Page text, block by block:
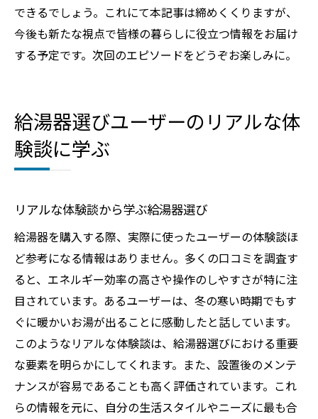
できるでしょう。これにて本記事は締めくくりますが、
今後も新たな視点で皆様の暮らしに役立つ情報をお届け
する予定です。次回のエピソードをどうぞお楽しみに。
給湯器選びユーザーのリアルな体
験談に学ぶ
リアルな体験談から学ぶ給湯器選び
給湯器を購入する際、実際に使ったユーザーの体験談ほ
ど参考になる情報はありません。多くの口コミを調査す
ると、エネルギー効率の高さや操作のしやすさが特に注
目されています。あるユーザーは、冬の寒い時期でもす
ぐに暖かいお湯が出ることに感動したと話しています。
このようなリアルな体験談は、給湯器選びにおける重要
な要素を明らかにしてくれます。また、設置後のメンテ
ナンスが容易であることも高く評価されています。これ
らの情報を元に、自分の生活スタイルやニーズに最も合